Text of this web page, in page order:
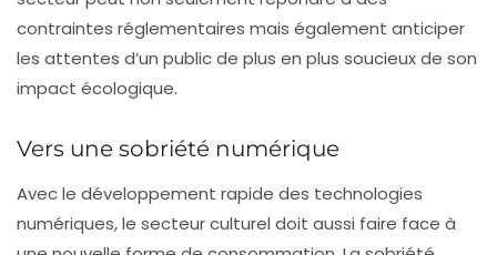
contraintes réglementaires mais également anticiper
les attentes d’un public de plus en plus soucieux de son
impact écologique.
Vers une sobriété numérique
Avec le développement rapide des technologies
numériques, le secteur culturel doit aussi faire face à